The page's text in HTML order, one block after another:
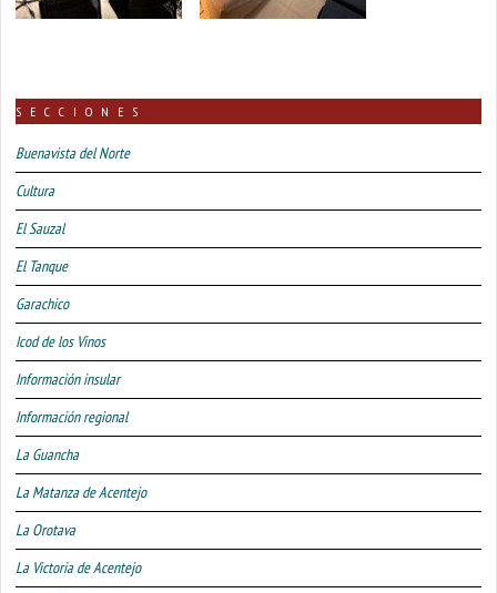
SECCIONES
Buenavista del Norte
Cultura
El Sauzal
El Tanque
Garachico
Icod de los Vinos
Información insular
Información regional
La Guancha
La Matanza de Acentejo
La Orotava
La Victoria de Acentejo